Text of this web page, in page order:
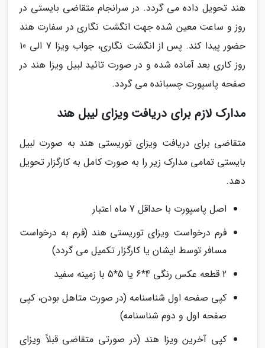
هند تحویل داده می گردد. در سرانجام متقاضی بایستی در
روز و ساعت معین شده جهت انگشت نگاری در سفارت هند
حضور پیدا کند. پس از انگشت نگاری، جواب ویزا 7 الی 10
روز کاری بعد آماده شده و در صورت تائید لبیل ویزا هند در
صفحه پاسپورت چسبانده می گردد.
مدارک لازم برای دریافت ویزای لیبل هند
متقاضی برای دریافت ویزای توریستی هند به صورت لبیل
بایستی تمامی مدارک زیر را به صورت کامل به کارگزار تحویل
دهد.
اصل پاسپورت با حداقل 7 ماه اعتبار
فرم درخواست ویزای توریستی هند (فرم به درخواست
مسافر توسط ایشان یا کارگزار تکمیل می گردد)
2 قطعه عکس رنگی 4*6 یا 5*5 با زمینه سفید
کپی صفحه اول شناسنامه (در صورت متاهل بودن، کپی
صفحه اول و دوم شناسنامه)
کپی آخرین ویزا هند (در صورتی متقاضی قبلاً ویزای